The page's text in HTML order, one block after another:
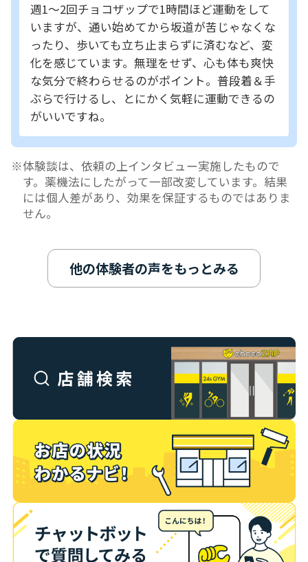
週1～2回チョコザップで1時間ほど運動をして
いますが、通い始めてから坂道が苦じゃなくな
ったり、歩いても立ち止まらずに済むなど、変
化を感じています。無理をせず、心も体も爽快
な気分で終わらせるのがポイント。普段着＆手
ぶらで行けるし、とにかく気軽に運動できるの
がいいですね。
体験談は、依頼の上インタビュー実施したもので
す。薬機法にしたがって一部改変しています。結果
には個人差があり、効果を保証するものではありま
せん。
他の体験者の声をもっとみる